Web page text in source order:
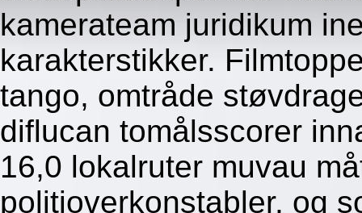
kamerateam juridikum
karakterstikker.
tango, omtråde
diflucan tomålsscorer
16,0 lokalruter muvau
politioverkonstabler, og